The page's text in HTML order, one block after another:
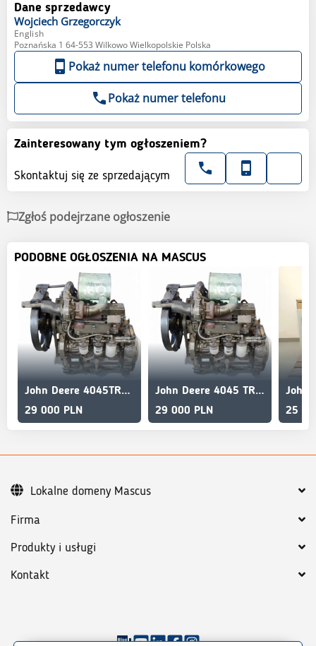
Dane sprzedawcy
Wojciech Grzegorczyk
English
Poznańska 1 64-553 Wilkowo Wielkopolskie Polska
Pokaż numer telefonu komórkowego
Pokaż numer telefonu
Zainteresowany tym ogłoszeniem?
Skontaktuj się ze sprzedającym
Zgłoś podejrzane ogłoszenie
PODOBNE OGŁOSZENIA NA MASCUS
John Deere 4045TRT72
29 000 PLN
John Deere 4045 TRT 72 Motor CLAAS CELTIS 456
29 000 PLN
25
Firma
Produkty i usługi
Kontakt
Lokalne domeny Mascus